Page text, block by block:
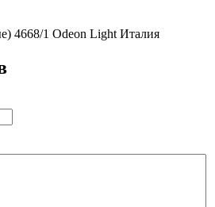
4668/1 Odeon Light Италия